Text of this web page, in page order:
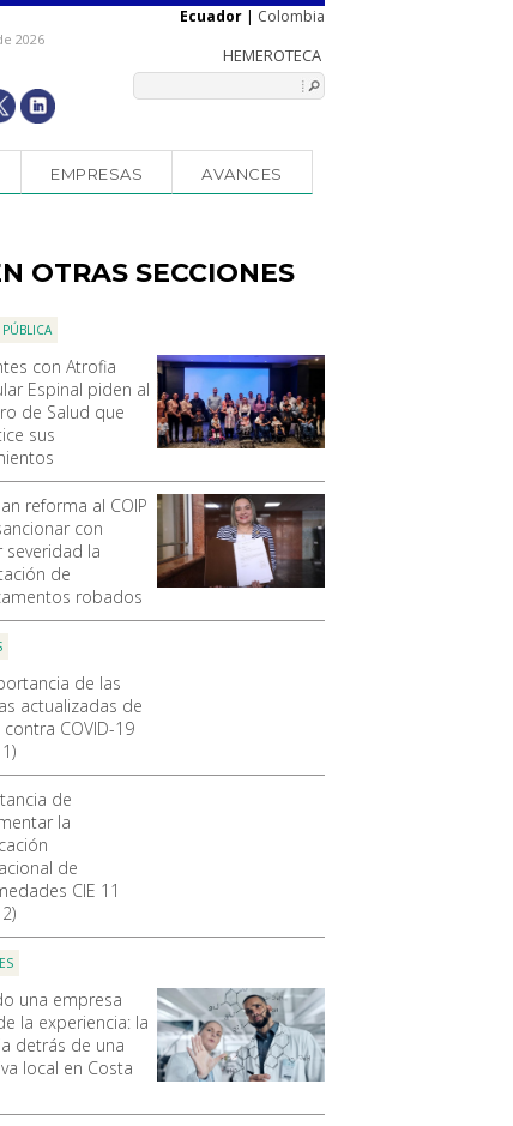
2026
Ecuador | Colombia
EMPRESAS AVANCES
OTRAS SECCIONES
con Atrofia
Espinal piden al
de Salud que
sus
reforma al COIP
con
severidad la
de
robados
de las
actualizadas de
contra COVID-19
de
la
de
CIE 11
una empresa
la experiencia: la
detrás de una
local en Costa